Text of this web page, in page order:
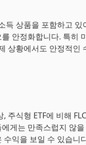
득 상품을 포함하고
안정화합니다. 특히
상황에서도 안정적인
주식형 ETF에 비해
게는 만족스럽지 않
익을 보일 수 있습니